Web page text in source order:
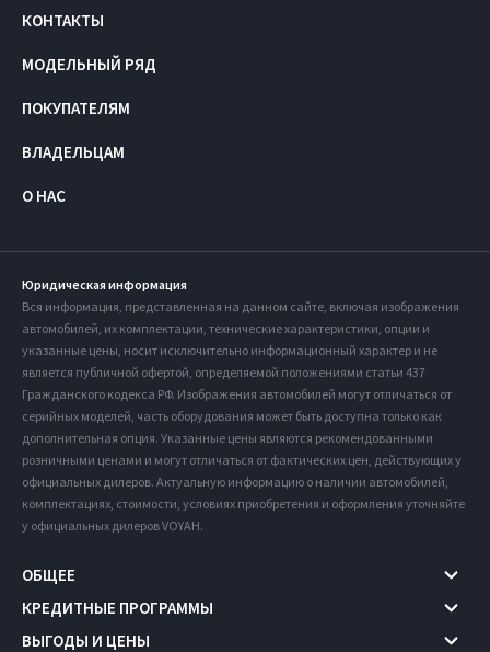
КОНТАКТЫ
МОДЕЛЬНЫЙ РЯД
ПОКУПАТЕЛЯМ
ВЛАДЕЛЬЦАМ
О НАС
Юридическая информация
Вся информация, представленная на данном сайте, включая изображения
автомобилей, их комплектации, технические характеристики, опции и
указанные цены, носит исключительно информационный характер и не
является публичной офертой, определяемой положениями статьи 437
Гражданского кодекса РФ. Изображения автомобилей могут отличаться от
серийных моделей, часть оборудования может быть доступна только как
дополнительная опция. Указанные цены являются рекомендованными
розничными ценами и могут отличаться от фактических цен, действующих у
официальных дилеров. Актуальную информацию о наличии автомобилей,
комплектациях, стоимости, условиях приобретения и оформления уточняйте
у официальных дилеров VOYAH.
ОБЩЕЕ
КРЕДИТНЫЕ ПРОГРАММЫ
ВЫГОДЫ И ЦЕНЫ